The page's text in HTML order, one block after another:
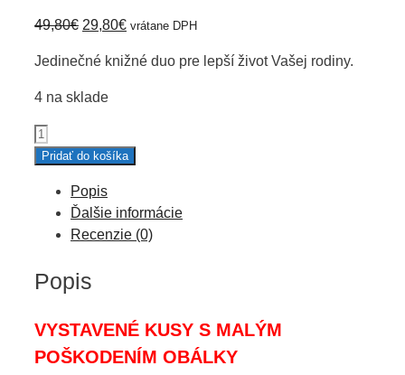
49,80€ Pôvodná
bola:
49,80€.
29,80€Aktuálna
je:
vrátane DPH
Jedinečné knižné duo pre lepší život Vašej rodiny.
4 na sklade
množstvo
II.trieda
Odvážne
dieťa
Pridať do košíka
Popis
Ďalšie informácie
Recenzie (0)
Popis
VYSTAVENÉ KUSY S MALÝM
POŠKODENÍM OBÁLKY